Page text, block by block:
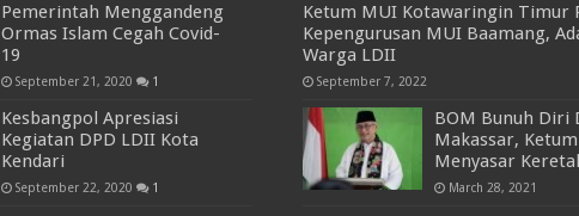
Pemerintah Menggandeng
Ormas Islam Cegah Covid-
19
September 21, 2020 1
Kesbangpol Apresiasi
Kegiatan DPD LDII Kota
Kendari
September 22, 2020 1
Ketum MUI Kotawaringin Timur
Kepengurusan MUI Baamang,
Warga LDII
September 7, 2022
BOM Bunuh Diri
Makassar,
Menyasar
March 28, 2021